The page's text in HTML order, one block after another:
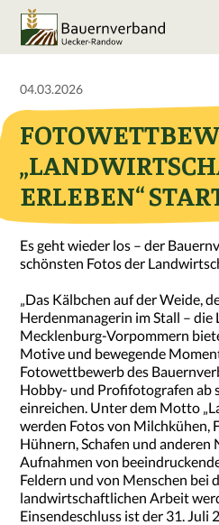
04.03.2026
ERLEBEN“
Es geht wieder los – der
schönsten Fotos der
„Das Kälbchen auf der Weide,
Herdenmanagerin im Stall –
Mecklenburg-Vorpommern
Motive und bewegende
Fotowettbewerb des
Hobby- und Profifotografen ab
einreichen. Unter dem Motto
werden Fotos von Milchkühen,
Hühnern, Schafen und anderen
Aufnahmen von
Feldern und von Menschen bei
landwirtschaftlichen Arbeit
Einsendeschluss ist der 31. Juli